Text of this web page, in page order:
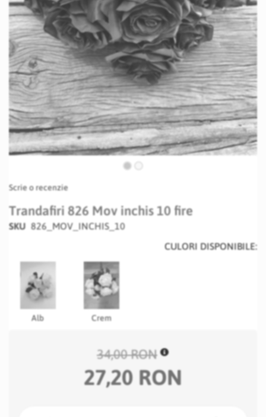
to
beginning
of
gallery
Scrie o recenzie
Trandafiri 826 Mov inchis 10 fire
SKU 826_MOV_INCHIS_10
CULORI DISPONIBILE:
Alb Crem
34,00 RON
27,20 RON